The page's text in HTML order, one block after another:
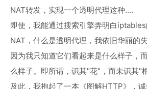
NAT转发，实现一个透明代理这种....
即使，我能通过搜索引擎弄明白
NAT，什么是透明代理，我依旧华丽的失
因为我只知道它们看起来是什么样子，
么样子。即所谓，识其"花"，而未识其"根
及此，我抱起了一本《图解HTTP》，